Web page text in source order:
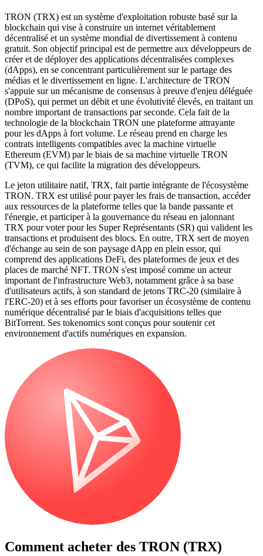
TRON (TRX) est un système d'exploitation robuste basé sur la
blockchain qui vise à construire un internet véritablement
décentralisé et un système mondial de divertissement à contenu
gratuit. Son objectif principal est de permettre aux développeurs de
créer et de déployer des applications décentralisées complexes
(dApps), en se concentrant particulièrement sur le partage des
médias et le divertissement en ligne. L'architecture de TRON
s'appuie sur un mécanisme de consensus à preuve d'enjeu déléguée
(DPoS), qui permet un débit et une évolutivité élevés, en traitant un
nombre important de transactions par seconde. Cela fait de la
technologie de la blockchain TRON une plateforme attrayante
pour les dApps à fort volume. Le réseau prend en charge les
contrats intelligents compatibles avec la machine virtuelle
Ethereum (EVM) par le biais de sa machine virtuelle TRON
(TVM), ce qui facilite la migration des développeurs.
Le jeton utilitaire natif, TRX, fait partie intégrante de l'écosystème
TRON. TRX est utilisé pour payer les frais de transaction, accéder
aux ressources de la plateforme telles que la bande passante et
l'énergie, et participer à la gouvernance du réseau en jalonnant
TRX pour voter pour les Super Représentants (SR) qui valident les
transactions et produisent des blocs. En outre, TRX sert de moyen
d'échange au sein de son paysage dApp en plein essor, qui
comprend des applications DeFi, des plateformes de jeux et des
places de marché NFT. TRON s'est imposé comme un acteur
important de l'infrastructure Web3, notamment grâce à sa base
d'utilisateurs actifs, à son standard de jetons TRC-20 (similaire à
l'ERC-20) et à ses efforts pour favoriser un écosystème de contenu
numérique décentralisé par le biais d'acquisitions telles que
BitTorrent. Ses tokenomics sont conçus pour soutenir cet
environnement d'actifs numériques en expansion.
Comment acheter des TRON (TRX)